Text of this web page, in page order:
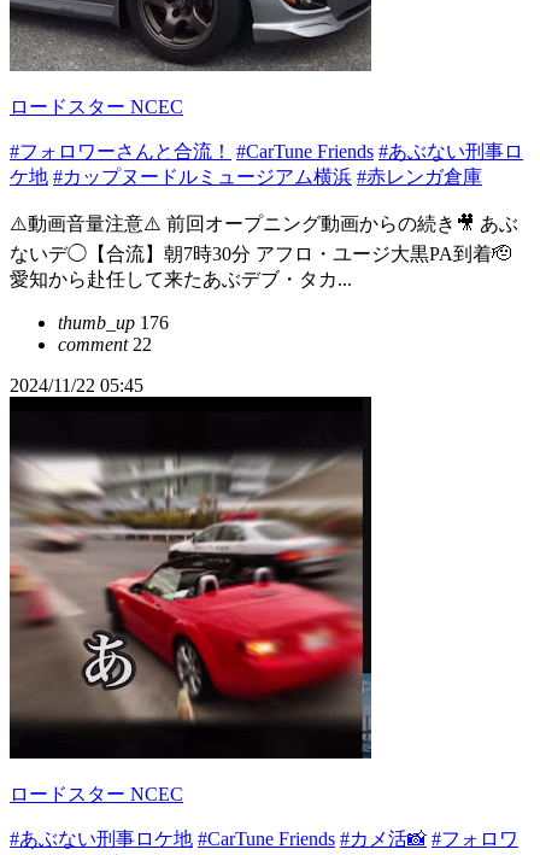
ロードスター NCEC
#フォロワーさんと合流！ #CarTune Friends #あぶない刑事ロ
ケ地 #カップヌードルミュージアム横浜 #赤レンガ倉庫
⚠️動画音量注意⚠️ 前回オープニング動画からの続き🎥 あぶ
ないデ◯【合流】朝7時30分 アフロ・ユージ大黒PA到着🫡
愛知から赴任して来たあぶデブ・タカ...
thumb_up 176
comment22
2024/11/22 05:45
ロードスター NCEC
#あぶない刑事ロケ地 #CarTune Friends #カメ活📸 #フォロワ